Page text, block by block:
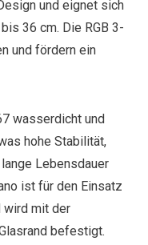
und eignet sich
36 cm. Die RGB 3-
und fördern ein
wasserdicht und
hohe Stabilität,
Lebensdauer
ist für den Einsatz
wird mit der
befestigt.